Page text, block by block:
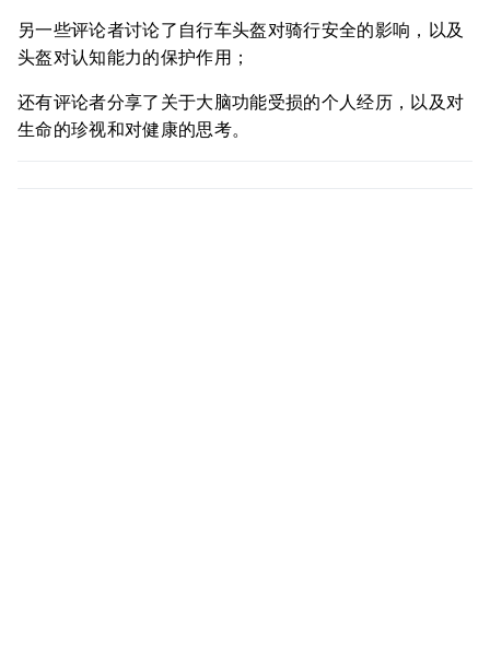
另一些评论者讨论了自行车头盔对骑行安全的影响，以及
头盔对认知能力的保护作用；
还有评论者分享了关于大脑功能受损的个人经历，以及对
生命的珍视和对健康的思考。